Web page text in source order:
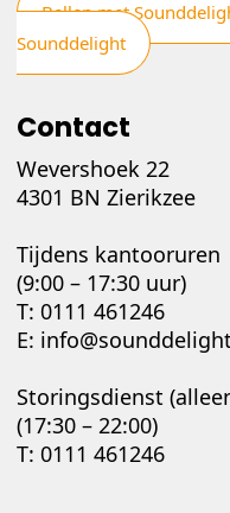
Bellen met
Sounddelight
Contact
Wevershoek 22
4301 BN Zierikzee
Tijdens kantooruren
(9:00 – 17:30 uur)
T: 0111 461246
E:
Storingsdienst
(17:30 – 22:00)
T: 0111 461246